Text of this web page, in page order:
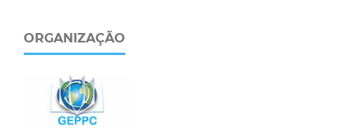
ORGANIZAÇÃO